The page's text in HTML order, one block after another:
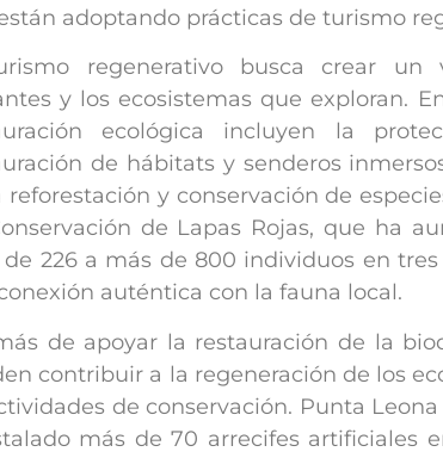
adoptando prácticas de turismo
regenerativo busca crear un
y los ecosistemas que exploran.
ecológica incluyen la
de hábitats y senderos
reforestación y conservación de
de Lapas Rojas, que ha
de 226 a más de 800 individuos en
auténtica con la fauna local.
de apoyar la restauración de la
contribuir a la regeneración de los
de conservación. Punta
más de 70 arrecifes artificiales